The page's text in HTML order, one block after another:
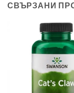
СВЪРЗАНИ